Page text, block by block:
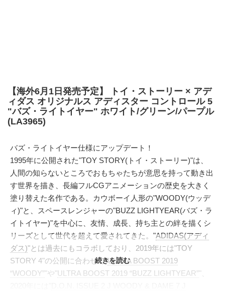
【海外6月1日発売予定】 トイ・ストーリー × アデ
ィダス オリジナルス アディスター コントロール 5
"バズ・ライトイヤー" ホワイト/グリーン/パープル
(LA3965)
バズ・ライトイヤー仕様にアップデート！
1995年に公開された"TOY STORY(トイ・ストーリー)"は、
人間の知らないところでおもちゃたちが意思を持って動き出
す世界を描き、長編フルCGアニメーションの歴史を大きく
塗り替えた名作である。カウボーイ人形の"WOODY(ウッデ
ィ)"と、スペースレンジャーの"BUZZ LIGHTYEAR(バズ・ラ
イトイヤー)"を中心に、友情、成長、持ち主との絆を描くシ
リーズとして世代を超えて愛されてきた。"ADIDAS(アディ
ダス)"とは過去にもコラボしており、2019年には"TOY
STORY 4"の公開に合わせて"ULTRA BOOST 2019
“WOODY”"や"ULTRA BOOST 2019 “BUZZ LIGHTYEAR”"、
続きを読む